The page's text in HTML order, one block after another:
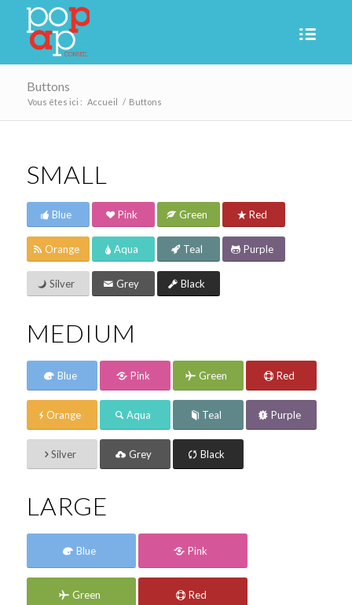
Buttons
Vous êtes ici : Accueil / Buttons
SMALL
Blue Pink Green Red
Orange Aqua Teal Purple
Silver Grey Black
MEDIUM
Blue Pink Green Red
Orange Aqua Teal Purple
Silver Grey Black
LARGE
Blue Pink
Green Red